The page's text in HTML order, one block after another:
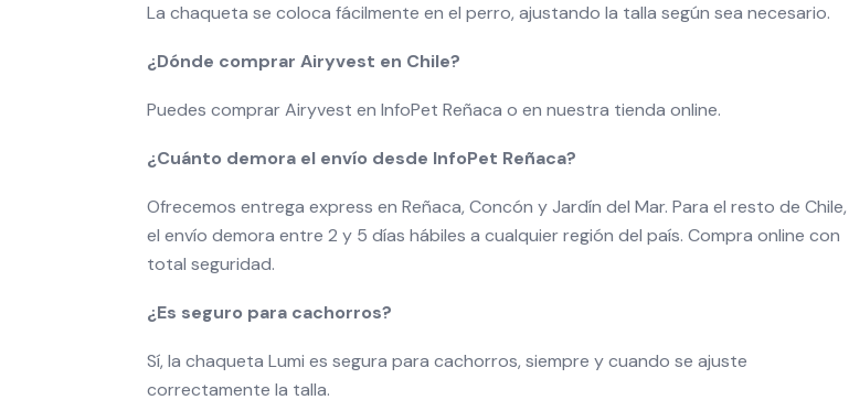
La chaqueta se coloca fácilmente en el perro, ajustando la talla según sea necesario.
¿Dónde comprar Airyvest en Chile?
Puedes comprar Airyvest en InfoPet Reñaca o en nuestra tienda online.
¿Cuánto demora el envío desde InfoPet Reñaca?
Ofrecemos entrega express en Reñaca, Concón y Jardín del Mar. Para el resto de Chile,
el envío demora entre 2 y 5 días hábiles a cualquier región del país. Compra online con
total seguridad.
¿Es seguro para cachorros?
Sí, la chaqueta Lumi es segura para cachorros, siempre y cuando se ajuste
correctamente la talla.